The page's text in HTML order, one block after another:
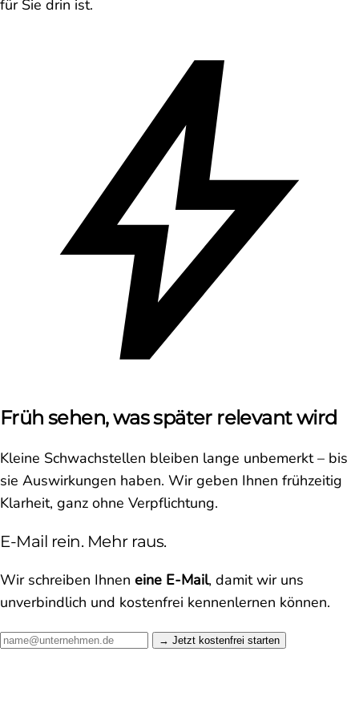
für Sie drin ist.
Früh sehen, was später relevant wird
Kleine Schwachstellen bleiben lange unbemerkt – bis
sie Auswirkungen haben. Wir geben Ihnen frühzeitig
Klarheit, ganz ohne Verpflichtung.
E-Mail rein. Mehr raus.
Wir schreiben Ihnen eine E-Mail, damit wir uns
unverbindlich und kostenfrei kennenlernen können.
Jetzt kostenfrei starten →